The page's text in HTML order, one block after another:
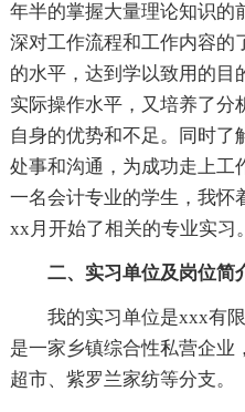
年半的掌握大量理论知识的
深对工作流程和工作内容的
的水平，达到学以致用的目
实际操作水平，又培养了分
自身的优势和不足。同时了
处事和沟通，为成功走上工
一名会计专业的学生，我怀
xx月开始了相关的专业实习。
二、实习单位及岗位简
我的实习单位是xxx有
是一家乡镇综合性私营企业
超市、紫罗兰家纺等分支。